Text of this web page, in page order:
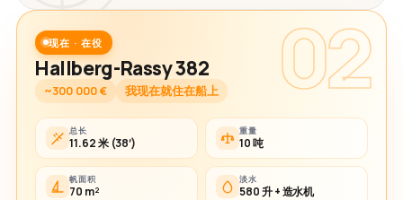
02
现在 · 在役
Hallberg-Rassy 382
~300 000 € 我现在就住在船上
总长
11.62 米 (38′)
重量
10 吨
帆面积
70 m²
淡水
580 升 + 造水机